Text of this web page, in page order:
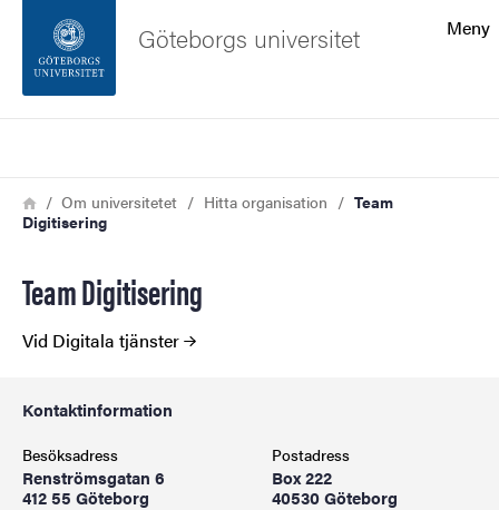
Sidfoten
Om webbplatsen
Meny
Göteborgs universitet
Länkstig
HemOm universitetet Hitta organisation
Team
Digitisering
Team Digitisering
Vid Digitala tjänster
Kontaktinformation
Besöksadress
Renströmsgatan 6
412 55 Göteborg
Postadress
Box 222
40530 Göteborg